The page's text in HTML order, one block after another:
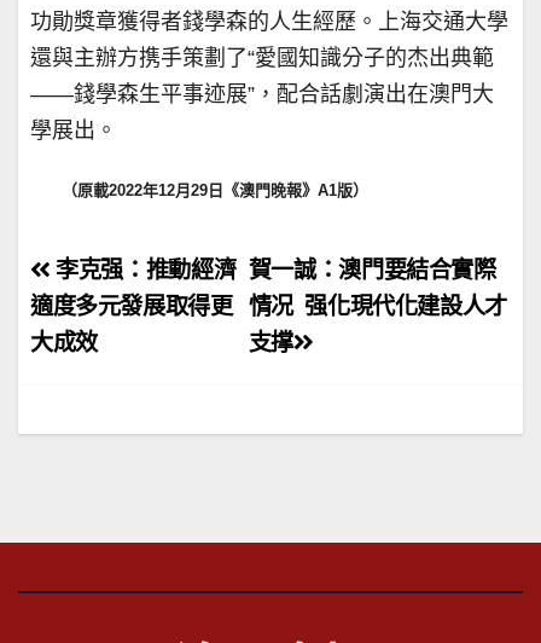
功勛獎章獲得者錢學森的人生經歷。上海交通大學
還與主辦方携手策劃了“愛國知識分子的杰出典範
——錢學森生平事迹展”，配合話劇演出在澳門大
學展出。
（原載2022年12月29日《澳門晚報》A1版）
文
章
導
賀一誠：澳門要結合實際
情况 强化現代化建設人才
支撑
李克强：推動經濟
適度多元發展取得更
大成效